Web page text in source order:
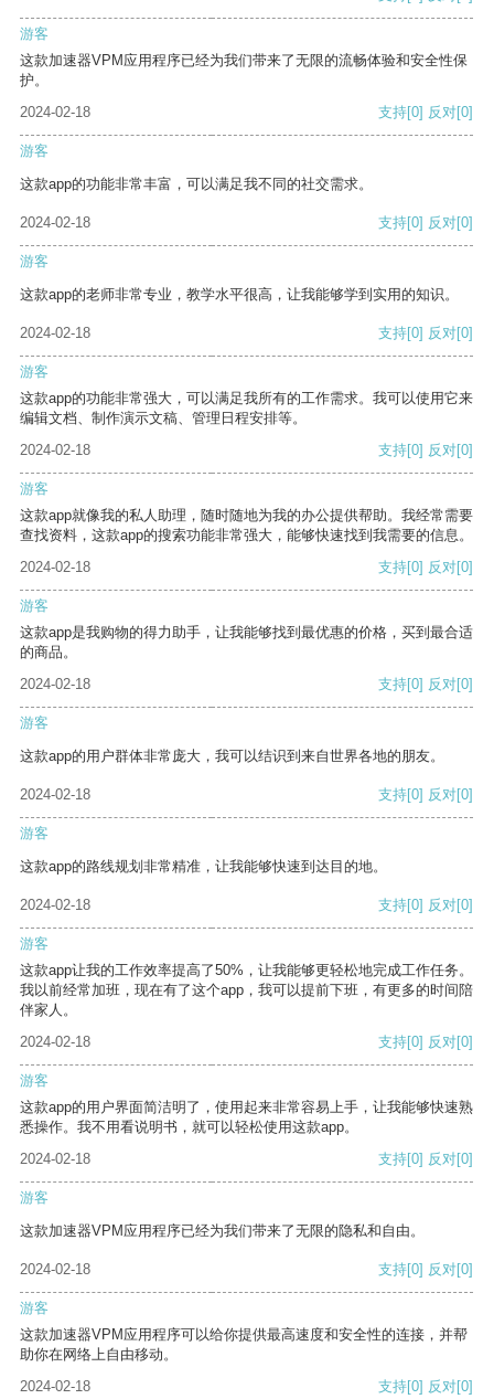
游客
这款加速器VPM应用程序已经为我们带来了无限的流畅体验和安全性保
护。
2024-02-18
支持[0] 反对[0]
游客
这款app的功能非常丰富，可以满足我不同的社交需求。
2024-02-18 支持[0] 反对[0]
游客
这款app的老师非常专业，教学水平很高，让我能够学到实用的知识。
2024-02-18 支持[0] 反对[0]
游客
这款app的功能非常强大，可以满足我所有的工作需求。我可以使用它来
编辑文档、制作演示文稿、管理日程安排等。
2024-02-18
支持[0] 反对[0]
游客
这款app就像我的私人助理，随时随地为我的办公提供帮助。我经常需要
查找资料，这款app的搜索功能非常强大，能够快速找到我需要的信息。
2024-02-18
支持[0] 反对[0]
游客
这款app是我购物的得力助手，让我能够找到最优惠的价格，买到最合适
的商品。
2024-02-18
支持[0] 反对[0]
游客
这款app的用户群体非常庞大，我可以结识到来自世界各地的朋友。
2024-02-18 支持[0] 反对[0]
游客
这款app的路线规划非常精准，让我能够快速到达目的地。
2024-02-18 支持[0] 反对[0]
游客
这款app让我的工作效率提高了50%，让我能够更轻松地完成工作任务。
我以前经常加班，现在有了这个app，我可以提前下班，有更多的时间陪
伴家人。
2024-02-18
支持[0] 反对[0]
游客
这款app的用户界面简洁明了，使用起来非常容易上手，让我能够快速熟
悉操作。我不用看说明书，就可以轻松使用这款app。
2024-02-18
支持[0] 反对[0]
游客
这款加速器VPM应用程序已经为我们带来了无限的隐私和自由。
2024-02-18 支持[0] 反对[0]
游客
这款加速器VPM应用程序可以给你提供最高速度和安全性的连接，并帮
助你在网络上自由移动。
2024-02-18
支持[0] 反对[0]